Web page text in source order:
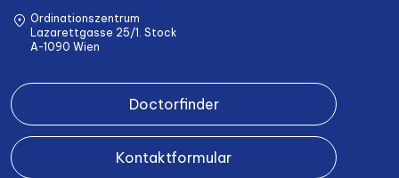
Ordinationszentrum
Lazarettgasse 25/1. Stock
A-1090 Wien
Doctorfinder
Kontaktformular